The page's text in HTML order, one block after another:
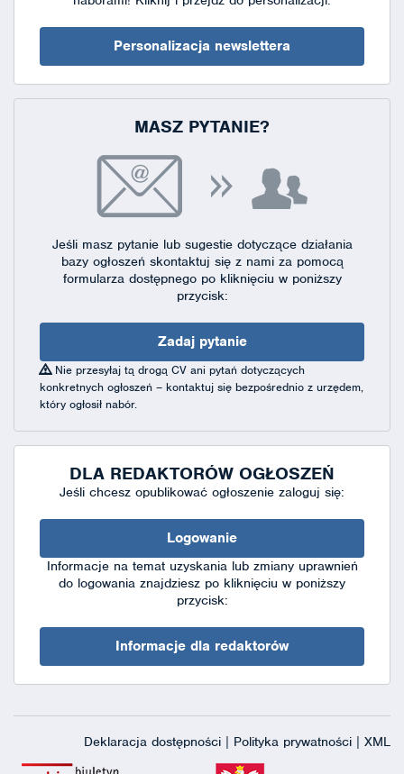
Personalizacja newslettera
MASZ PYTANIE?
Jeśli masz pytanie lub sugestie dotyczące działania
bazy ogłoszeń skontaktuj się z nami za pomocą
formularza dostępnegopo kliknięciu w poniższy
przycisk:
Zadaj pytanie
Nie przesyłaj tą drogą CV ani pytań dotyczących
konkretnych ogłoszeń – kontaktuj się bezpośrednio z urzędem,
który ogłosił nabór.
DLA REDAKTORÓW OGŁOSZEŃ
Jeśli chcesz opublikować ogłoszenie zaloguj się:
Logowanie
Informacje na temat uzyskania lub zmiany uprawnień
do logowania znajdziesz po kliknięciu w poniższy
przycisk:
Informacje dla redaktorów
Deklaracja dostępności | Polityka prywatności | XML